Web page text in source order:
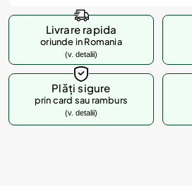
Livrare rapida
oriunde in Romania
(v. detalii)
Plăți sigure
prin card sau ramburs
(v. detalii)